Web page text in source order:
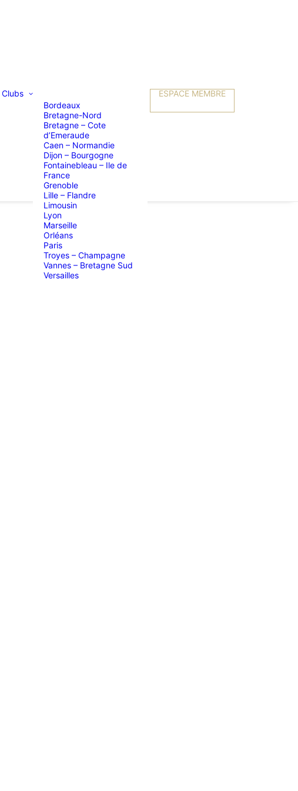
Clubs
Bordeaux
Bretagne-Nord
Bretagne – Cote
d’Emeraude
Caen – Normandie
Dijon – Bourgogne
Fontainebleau – Ile de
France
Grenoble
Lille – Flandre
Limousin
Lyon
Marseille
Orléans
Paris
Troyes – Champagne
Vannes – Bretagne Sud
Versailles
ESPACE MEMBRE